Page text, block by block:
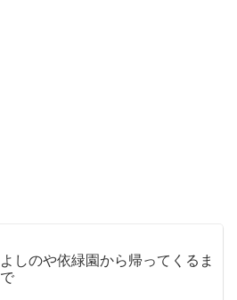
よしのや依緑園から帰ってくるま
で